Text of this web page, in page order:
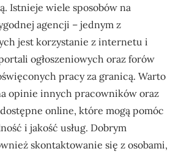
Istnieje wiele sposobów na
agencji – jednym z
jest korzystanie z internetu i
ogłoszeniowych oraz forów
pracy za granicą. Warto
opinie innych pracowników oraz
online, które mogą pomóc
i jakość usług. Dobrym
skontaktowanie się z osobami,